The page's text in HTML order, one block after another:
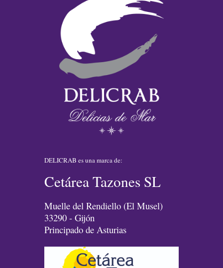
DELICRAB es una marca de:
Cetárea Tazones SL
Muelle del Rendiello (El Musel)
33290 - Gijón
Principado de Asturias